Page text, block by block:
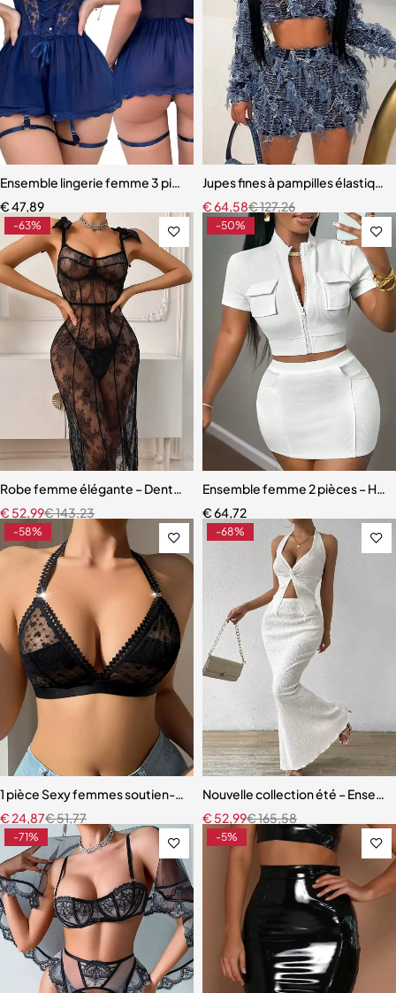
Ensemble lingerie femme 3 pièces – Soutien-gorge, culotte et
€47,89
Jupes fines à pampilles
€127,26
€64,58
-63%
Robe femme élégante – Dentelle raffinée avec bretelles et coupe
€143,23
€ 52,99
-50%
Ensemble femme 2 pièces –
€64,72
-58%
1 pièce Sexy femmes soutien-gorge fête dos nu sans coussinet
€51,77
€24,87
-68%
Nouvelle collection été –
€165,58
€ 52,99
-71% -5%